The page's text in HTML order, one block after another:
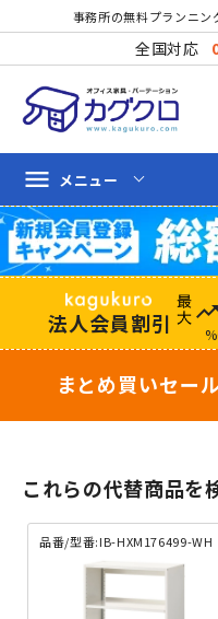
事務所の無料プランニン
全国対応
menu メニュー
法人会員割引 trending_up
まとめ買いセール
これらの代替商品を
品番/型番:IB-HXM176499-WH